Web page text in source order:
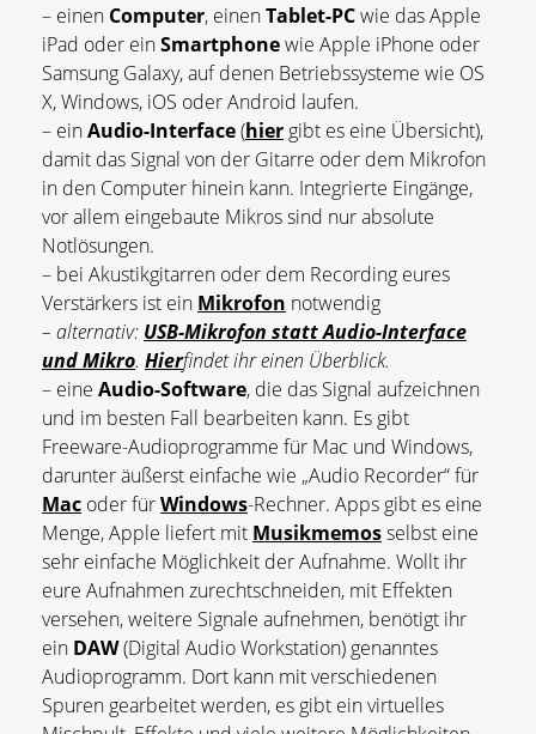
– einen Computer, einenTablet-PCwie das Apple
iPad oder einSmartphonewie Apple iPhone oder
Samsung Galaxy, auf denen Betriebssysteme wie OS
X, Windows, iOS oder Android laufen.
– einAudio-Interface(hier gibt es eine Übersicht),
damit das Signal von der Gitarre oder dem Mikrofon
in den Computer hinein kann. Integrierte Eingänge,
vor allem eingebaute Mikros sind nur absolute
Notlösungen.
– bei Akustikgitarren oder dem Recording eures
Verstärkers ist ein Mikrofon notwendig
– alternativ: USB-Mikrofon statt Audio-Interface
und Mikro. Hierfindet ihr einen Überblick.
– eine Audio-Software, die das Signal aufzeichnen
und im besten Fall bearbeiten kann. Es gibt
Freeware-Audioprogramme für Mac und Windows,
darunter äußerst einfache wie „Audio Recorder“ für
Mac oder fürWindows-Rechner. Apps gibt es eine
Menge, Apple liefert mit Musikmemosselbst eine
sehr einfache Möglichkeit der Aufnahme. Wollt ihr
eure Aufnahmen zurechtschneiden, mit Effekten
versehen, weitere Signale aufnehmen, benötigt ihr
ein DAW(Digital Audio Workstation) genanntes
Audioprogramm. Dort kann mit verschiedenen
Spuren gearbeitet werden, es gibt ein virtuelles